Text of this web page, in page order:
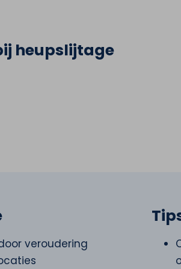
heupslijtage
veroudering